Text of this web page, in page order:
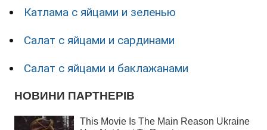
Катлама с яйцами и зеленью
Салат с яйцами и сардинами
Салат с яйцами и баклажанами